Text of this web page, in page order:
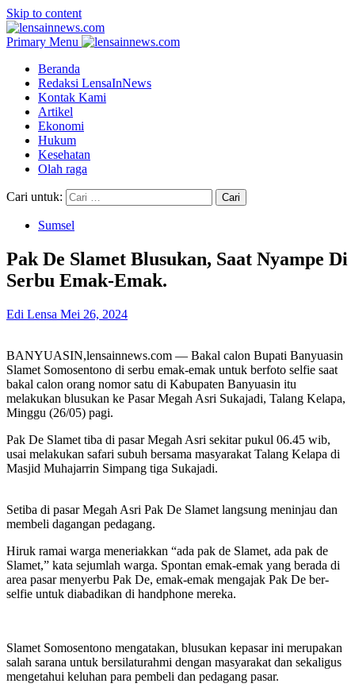
Skip to content
Primary Menu
Beranda
Redaksi LensaInNews
Kontak Kami
Artikel
Ekonomi
Hukum
Kesehatan
Olah raga
Cari untuk:
Sumsel
Pak De Slamet Blusukan, Saat Nyampe Di
Serbu Emak-Emak.
Edi Lensa Mei 26, 2024
BANYUASIN,lensainnews.com — Bakal calon Bupati Banyuasin
Slamet Somosentono di serbu emak-emak untuk berfoto selfie saat
bakal calon orang nomor satu di Kabupaten Banyuasin itu
melakukan blusukan ke Pasar Megah Asri Sukajadi, Talang Kelapa,
Minggu (26/05) pagi.
Pak De Slamet tiba di pasar Megah Asri sekitar pukul 06.45 wib,
usai melakukan safari subuh bersama masyarakat Talang Kelapa di
Masjid Muhajarrin Simpang tiga Sukajadi.
Setiba di pasar Megah Asri Pak De Slamet langsung meninjau dan
membeli dagangan pedagang.
Hiruk ramai warga meneriakkan “ada pak de Slamet, ada pak de
Slamet,” kata sejumlah warga. Spontan emak-emak yang berada di
area pasar menyerbu Pak De, emak-emak mengajak Pak De ber-
selfie untuk diabadikan di handphone mereka.
Slamet Somosentono mengatakan, blusukan kepasar ini merupakan
salah sarana untuk bersilaturahmi dengan masyarakat dan sekaligus
mengetahui keluhan para pembeli dan pedagang pasar.